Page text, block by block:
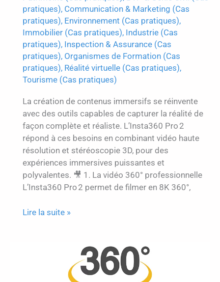
pratiques), Communication & Marketing (Cas
pratiques), Environnement (Cas pratiques),
Immobilier (Cas pratiques), Industrie (Cas
pratiques), Inspection & Assurance (Cas
pratiques), Organismes de Formation (Cas
pratiques), Réalité virtuelle (Cas pratiques),
Tourisme (Cas pratiques)
La création de contenus immersifs se réinvente
avec des outils capables de capturer la réalité de
façon complète et réaliste. L’Insta360 Pro 2
répond à ces besoins en combinant vidéo haute
résolution et stéréoscopie 3D, pour des
expériences immersives puissantes et
polyvalentes. 🎥 1. La vidéo 360° professionnelle
L’Insta360 Pro 2 permet de filmer en 8K 360°,
INSTA360
Lire la suite »